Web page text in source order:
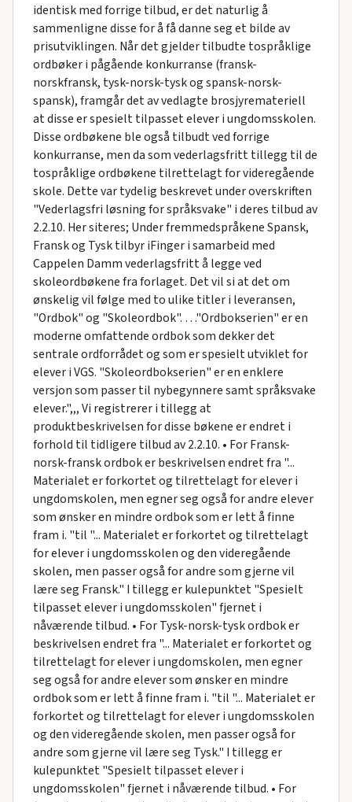
identisk med forrige tilbud, er det naturlig å
sammenligne disse for å få danne seg et bilde av
prisutviklingen. Når det gjelder tilbudte tospråklige
ordbøker i pågående konkurranse (fransk-
norskfransk, tysk-norsk-tysk og spansk-norsk-
spansk), framgår det av vedlagte brosjyremateriell
at disse er spesielt tilpasset elever i ungdomsskolen.
Disse ordbøkene ble også tilbudt ved forrige
konkurranse, men da som vederlagsfritt tillegg til de
tospråklige ordbøkene tilrettelagt for videregående
skole. Dette var tydelig beskrevet under overskriften
"Vederlagsfri løsning for språksvake" i deres tilbud av
2.2.10. Her siteres; Under fremmedspråkene Spansk,
Fransk og Tysk tilbyr iFinger i samarbeid med
Cappelen Damm vederlagsfritt å legge ved
skoleordbøkene fra forlaget. Det vil si at det om
ønskelig vil følge med to ulike titler i leveransen,
"Ordbok" og "Skoleordbok". …"Ordbokserien" er en
moderne omfattende ordbok som dekker det
sentrale ordforrådet og som er spesielt utviklet for
elever i VGS. "Skoleordbokserien" er en enklere
versjon som passer til nybegynnere samt språksvake
elever.",,, Vi registrerer i tillegg at
produktbeskrivelsen for disse bøkene er endret i
forhold til tidligere tilbud av 2.2.10. • For Fransk-
norsk-fransk ordbok er beskrivelsen endret fra "...
Materialet er forkortet og tilrettelagt for elever i
ungdomskolen, men egner seg også for andre elever
som ønsker en mindre ordbok som er lett å finne
fram i. "til "... Materialet er forkortet og tilrettelagt
for elever i ungdomsskolen og den videregående
skolen, men passer også for andre som gjerne vil
lære seg Fransk." I tillegg er kulepunktet "Spesielt
tilpasset elever i ungdomsskolen" fjernet i
nåværende tilbud. • For Tysk-norsk-tysk ordbok er
beskrivelsen endret fra "... Materialet er forkortet og
tilrettelagt for elever i ungdomskolen, men egner
seg også for andre elever som ønsker en mindre
ordbok som er lett å finne fram i. "til "... Materialet er
forkortet og tilrettelagt for elever i ungdomsskolen
og den videregående skolen, men passer også for
andre som gjerne vil lære seg Tysk." I tillegg er
kulepunktet "Spesielt tilpasset elever i
ungdomsskolen" fjernet i nåværende tilbud. • For